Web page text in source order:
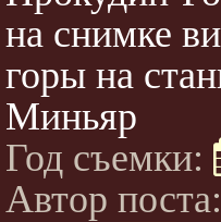
на снимке
горы на
Миньяр
Год съемки:
Автор